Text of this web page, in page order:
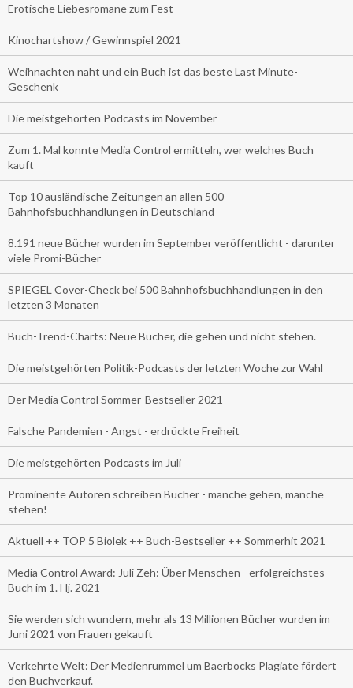
Erotische Liebesromane zum Fest
Kinochartshow / Gewinnspiel 2021
Weihnachten naht und ein Buch ist das beste Last Minute-
Geschenk
Die meistgehörten Podcasts im November
Zum 1. Mal konnte Media Control ermitteln, wer welches Buch
kauft
Top 10 ausländische Zeitungen an allen 500
Bahnhofsbuchhandlungen in Deutschland
8.191 neue Bücher wurden im September veröffentlicht - darunter
viele Promi-Bücher
SPIEGEL Cover-Check bei 500 Bahnhofsbuchhandlungen in den
letzten 3 Monaten
Buch-Trend-Charts: Neue Bücher, die gehen und nicht stehen.
Die meistgehörten Politik-Podcasts der letzten Woche zur Wahl
Der Media Control Sommer-Bestseller 2021
Falsche Pandemien - Angst - erdrückte Freiheit
Die meistgehörten Podcasts im Juli
Prominente Autoren schreiben Bücher - manche gehen, manche
stehen!
Aktuell ++ TOP 5 Biolek ++ Buch-Bestseller ++ Sommerhit 2021
Media Control Award: Juli Zeh: Über Menschen - erfolgreichstes
Buch im 1. Hj. 2021
Sie werden sich wundern, mehr als 13 Millionen Bücher wurden im
Juni 2021 von Frauen gekauft
Verkehrte Welt: Der Medienrummel um Baerbocks Plagiate fördert
den Buchverkauf.